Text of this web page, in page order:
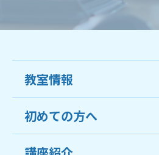
教室情報
教室について
受講生の声
初めての方へ
ココがおすすめ